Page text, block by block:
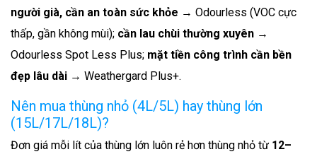
người già, cần an toàn sức khỏe → Odourless (VOC cực
thấp, gần không mùi); cần lau chùi thường xuyên →
Odourless Spot Less Plus; mặt tiền công trình cần bền
đẹp lâu dài → Weathergard Plus+.
Nên mua thùng nhỏ (4L/5L) hay thùng lớn
(15L/17L/18L)?
Đơn giá mỗi lít của thùng lớn luôn rẻ hơn thùng nhỏ từ 12–